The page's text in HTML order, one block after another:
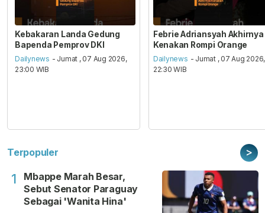
Kebakaran Landa Gedung
Bapenda Pemprov DKI
Dailynews - Jumat , 07 Aug 2026,
23:00 WIB
Febrie Adriansyah Akhirnya
Kenakan Rompi Orange
Dailynews - Jumat , 07 Aug 2026,
22:30 WIB
Terpopuler >
1
Mbappe Marah Besar,
Sebut Senator Paraguay
Sebagai 'Wanita Hina'